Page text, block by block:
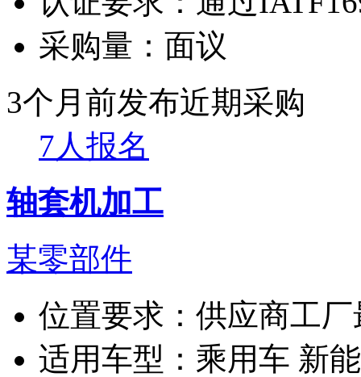
采购量： 面议
3个月前发布近期采购
7人报名
轴套机加工
某零部件
位置要求： 供应商工
适用车型： 乘用车 新